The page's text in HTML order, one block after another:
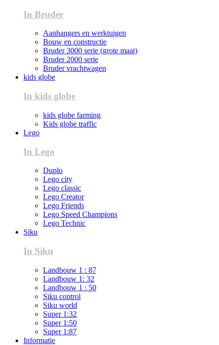
In Bruder
Aanhangers en werktuigen
Bouw en constructie
Bruder 3000 serie (grote maat)
Bruder 2000 serie
Bruder vrachtwagen
kids globe
In kids globe
kids globe farming
Kids globe traffic
Lego
In Lego
Duplo
Lego city
Lego classic
Lego Creator
Lego Friends
Lego Speed Champions
Lego Technic
Siku
In Siku
Landbouw 1 : 87
Landbouw 1: 32
Landbouw 1 : 50
Siku control
Siku world
Super 1:32
Super 1:50
Super 1:87
Informatie